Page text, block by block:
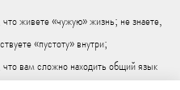
живете «чужую» жизнь; не знаете,
«пустоту» внутри;
вам сложно находить общий язык